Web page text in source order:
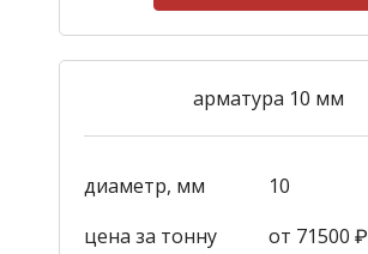
арматура 10 мм
диаметр, мм
10
цена за тонну
от 71500 ₽